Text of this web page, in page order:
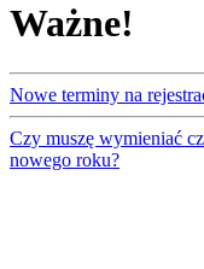
Ważne!
Nowe terminy na
Czy muszę wymieniać
nowego roku?